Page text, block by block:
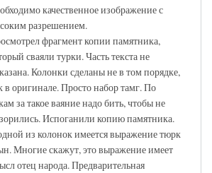
качественное изображение с
разрешением.
фрагмент копии памятника,
сваяли турки. Часть текста не
Колонки сделаны не в том порядке,
в оригинале. Просто набор тамг. По
за такое ваяние надо бить, чтобы не
Испоганили копию памятника.
из колонок имеется выражение тюрк
Многие скажут, это выражение имеет
отец народа. Предварительная